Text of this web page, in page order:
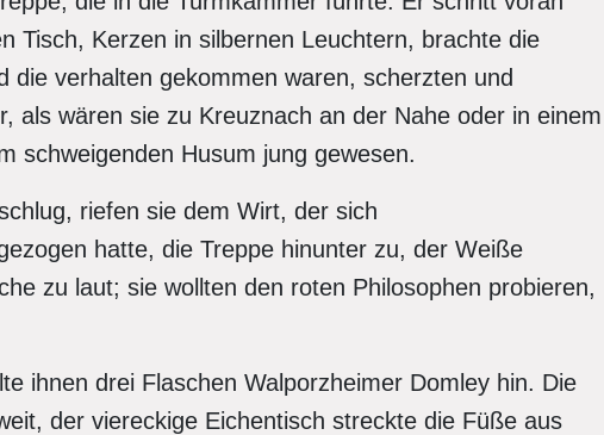
Tisch, Kerzen in silbernen Leuchtern, brachte die
die verhalten gekommen waren, scherzten und
als wären sie zu Kreuznach an der Nahe oder in einem
schweigenden Husum jung gewesen.
riefen sie dem Wirt, der sich
hatte, die Treppe hinunter zu, der Weiße
zu laut; sie wollten den roten Philosophen probieren,
ihnen drei Flaschen Walporzheimer Domley hin. Die
der viereckige Eichentisch streckte die Füße aus